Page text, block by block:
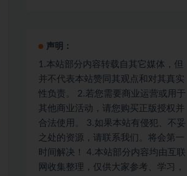
声明：
1.本站部分内容转载自其它媒体，但
并不代表本站赞同其观点和对其真实
性负责。 2.若您需要商业运营或用于
其他商业活动，请您购买正版授权并
合法使用。 3.如果本站有侵犯、不妥
之处的资源，请联系我们。将会第一
时间解决！ 4.本站部分内容均由互联
网收集整理，仅供大家参考、学习，